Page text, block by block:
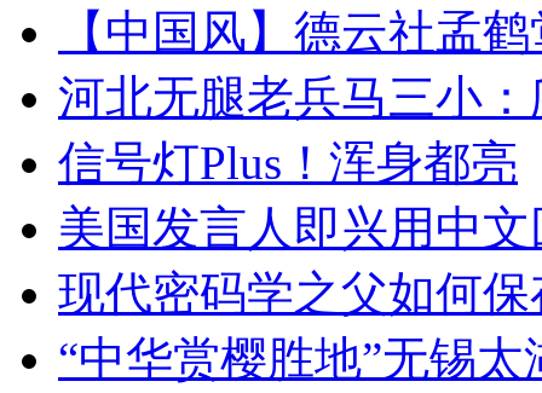
【中国风】德云社孟
河北无腿老兵马三小
信号灯Plus！浑身都亮
美国发言人即兴用中
现代密码学之父如何
“中华赏樱胜地”无锡